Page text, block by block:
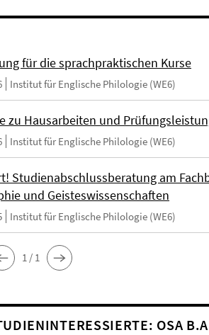
für die sprachpraktischen Kurse
Institut für Englische Philologie (WE6)
zu Hausarbeiten und
Institut für Englische Philologie (WE6)
Studienabschlussberatung am
und Geisteswissenschaften
Institut für Englische Philologie (WE6)
1 / 1
OSA